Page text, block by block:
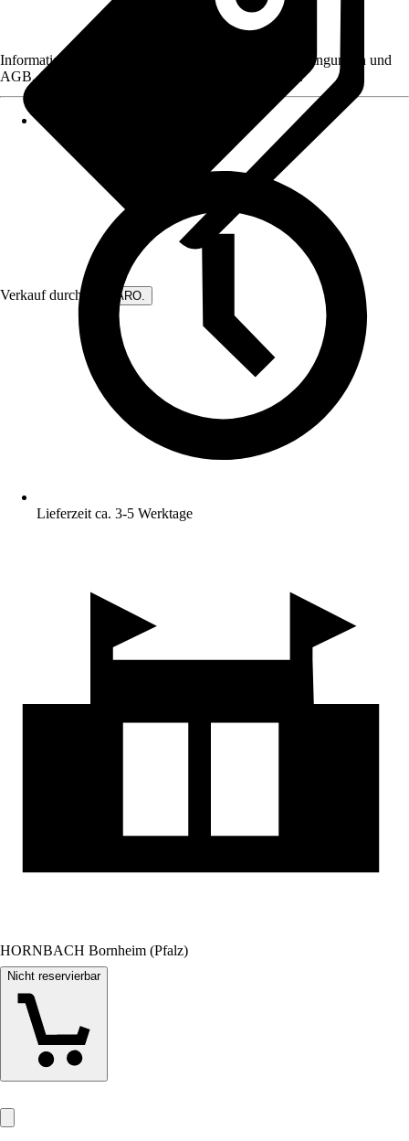
Verkauf durch: DIWARO.
Informationen des Verkäufers, wie z. B. Rückgabebedingungen und
AGB, finden Sie bei Klick auf den Verkäufernamen.
Lieferzeit ca. 3-5 Werktage
HORNBACH Bornheim (Pfalz)
Nicht reservierbar